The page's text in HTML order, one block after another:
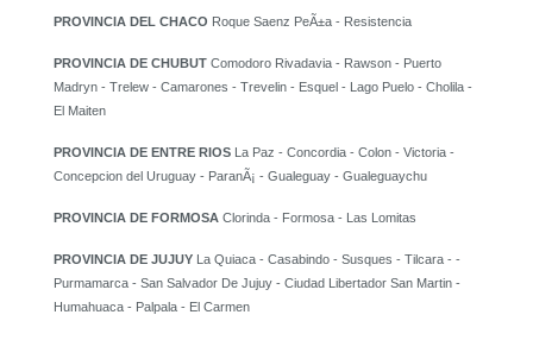
PROVINCIA DEL CHACO Roque Saenz PeÃ±a - Resistencia
PROVINCIA DE CHUBUT Comodoro Rivadavia - Rawson - Puerto
Madryn - Trelew - Camarones - Trevelin - Esquel - Lago Puelo - Cholila -
El Maiten
PROVINCIA DE ENTRE RIOS La Paz - Concordia - Colon - Victoria -
Concepcion del Uruguay - ParanÃ¡ - Gualeguay - Gualeguaychu
PROVINCIA DE FORMOSA Clorinda - Formosa - Las Lomitas
PROVINCIA DE JUJUY La Quiaca - Casabindo - Susques - Tilcara - -
Purmamarca - San Salvador De Jujuy - Ciudad Libertador San Martin -
Humahuaca - Palpala - El Carmen